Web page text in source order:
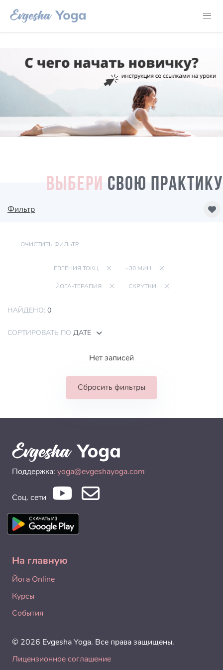
ВЫБЕРИ СВОЮ ПРАКТИКУ
Фильтр
ОЧИСТИТЬ ФИЛЬТР
ЕВГЕНИЯ ТОКЦ ~30 МИН
ЙОГА-ТЕРАПИЯ СКРУТКИ
НАЙДЕНО: 0
СОРТИРОВАТЬ ПО ДАТЕ
Нет записей
Сбросить фильтры
Поддержка: yoga@evgeshayoga.com
Соц. сети
На главную
Йога Online
Курсы
События
© 2026 Evgesha Yoga. Все права защищены.
Лицензионное соглашение